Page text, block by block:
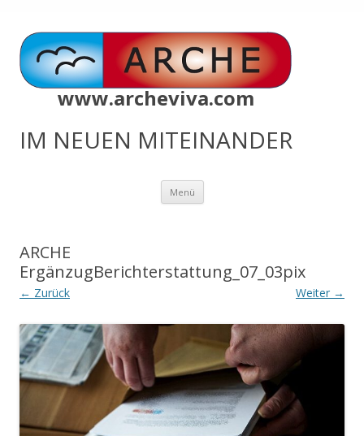
www.archeviva.com
IM NEUEN MITEINANDER
Menü Zum
springen
ARCHE
ErgänzugBerichterstattung_07_03pix
← Zurück Weiter →